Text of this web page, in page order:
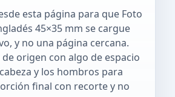
esta página para que Foto
45×35 mm se cargue
y no una página cercana.
origen con algo de espacio
y los hombros para
final con recorte y no